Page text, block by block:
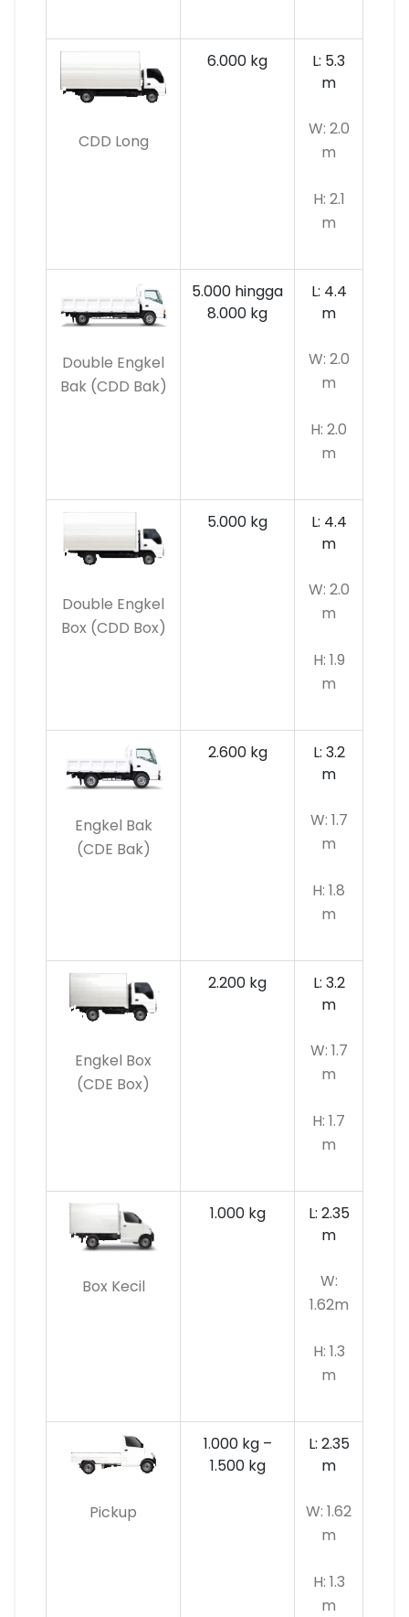
CDD Long
6.000 kg
L: 5.3
m
W: 2.0
m
H: 2.1
m
Double Engkel
Bak (CDD Bak)
5.000 hingga
8.000 kg
L: 4.4
m
W: 2.0
m
H: 2.0
m
Double Engkel
Box (CDD Box)
5.000 kg
L: 4.4
m
W: 2.0
m
H: 1.9
m
Engkel Bak
(CDE Bak)
2.600 kg
L: 3.2
m
W: 1.7
m
H: 1.8
m
Engkel Box
(CDE Box)
2.200 kg
L: 3.2
m
W: 1.7
m
H: 1.7
m
Box Kecil
1.000 kg
L: 2.35
m
W:
1.62m
H: 1.3
m
Pickup
1.000 kg –
1.500 kg
L: 2.35
m
W: 1.62
m
H: 1.3
m